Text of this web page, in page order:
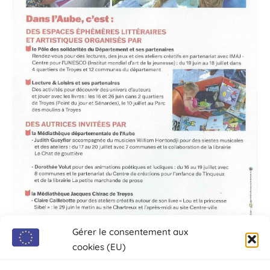
Gérer le consentement aux
cookies (EU)